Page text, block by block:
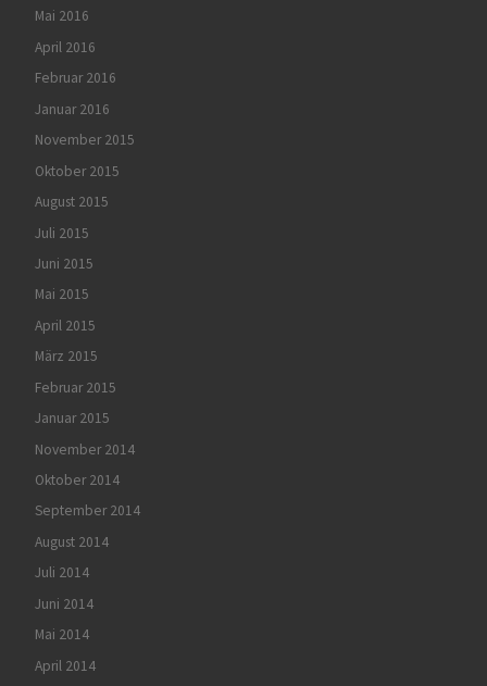
Mai 2016
April 2016
Februar 2016
Januar 2016
November 2015
Oktober 2015
August 2015
Juli 2015
Juni 2015
Mai 2015
April 2015
März 2015
Februar 2015
Januar 2015
November 2014
Oktober 2014
September 2014
August 2014
Juli 2014
Juni 2014
Mai 2014
April 2014